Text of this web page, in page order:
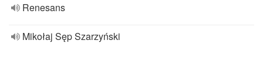
Renesans
Mikołaj Sęp Szarzyński